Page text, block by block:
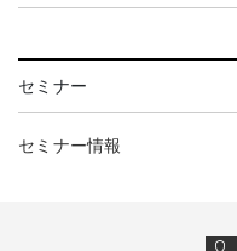
セミナー
セミナー情報